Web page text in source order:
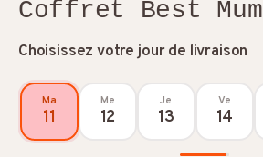
Coffret Best Mum
Choisissez votre jour de livraison
Ma
11
Me
12
Je
13
Ve
14